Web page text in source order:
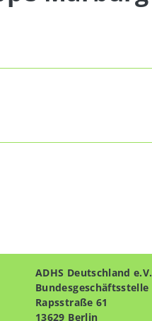
ADHS Deutschland e.V.
Bundesgeschäftsstelle
Rapsstraße 61
13629 Berlin